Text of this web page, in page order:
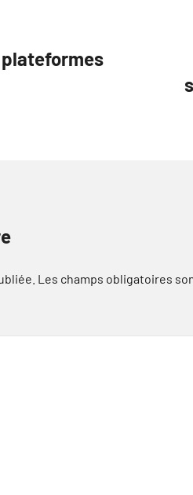
Les champs obligatoires